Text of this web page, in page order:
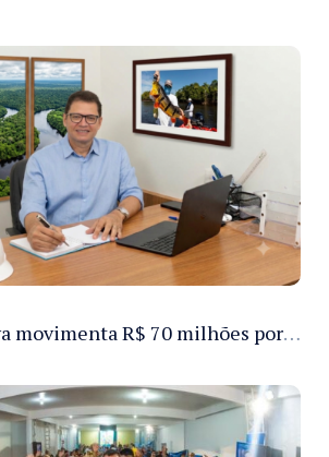
Pesca esportiva movimenta R$ 70 milhões por ano e ganha espaço na economia sustentável do Amazonas